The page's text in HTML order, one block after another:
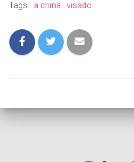
Tags: a china visado